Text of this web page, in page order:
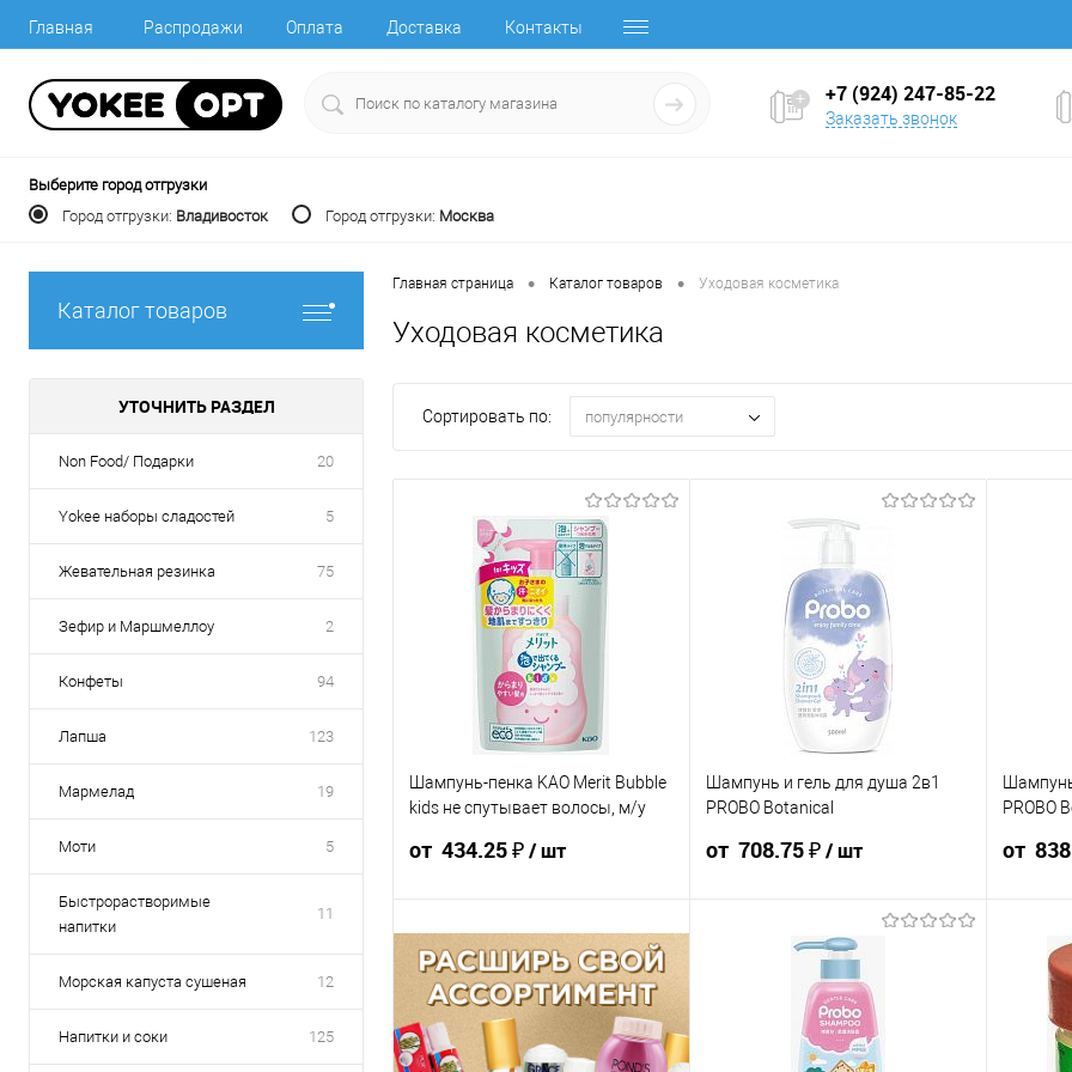
Главная Распродажи Оплата Доставка Контакты
+7 (924) 247-85-22
Заказать звонок
Выберите город отгрузки
Город отгрузки: Владивосток Город отгрузки: Москва
Каталог товаров
УТОЧНИТЬ РАЗДЕЛ
Non Food/ Подарки 20
Yokee наборы сладостей 5
Жевательная резинка 75
Зефир и Маршмеллоу 2
Конфеты 94
Лапша 123
Мармелад 19
Моти 5
Быстрорастворимые
напитки
11
Морская капуста сушеная 12
Напитки и соки 125
Главная страница • Каталог товаров • Уходовая косметика
Уходовая косметика
Сортировать по: популярности
Шампунь-пенка KAO Merit Bubble
kids не спутывает волосы, м/у
от 434.25 ₽/ шт
482.50 ₽ /
шт
от 10 000 ₽
458.38 ₽ /
шт
от 50 000 ₽
434.25 ₽ /
шт
от 250 000
₽
Конечная стоимость позиции будет
Шампунь и гель для душа 2в1
PROBO Botanical
семьи 500мл ТАЙВАНЬ
от 708.75 ₽/ шт
748.13 ₽ /
шт
от 50 000 ₽
Конечная стоимость позиции будет
PROBO
аромат
от
931.25 ₽ /
от 10 000 ₽